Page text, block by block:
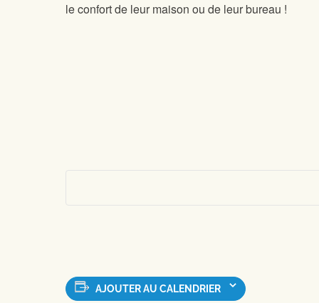
le confort de leur maison ou de leur bureau !
AJOUTER AU CALENDRIER